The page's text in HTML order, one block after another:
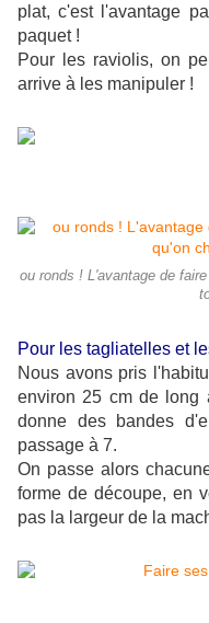
plat, c'est l'avantage
paquet !
Pour les raviolis, on
arrive à les manipuler !
ou ronds ! L'avantage de
Pour les tagliatelles et
Nous avons pris
environ 25 cm de long
donne des bandes
passage à 7.
On passe alors
forme de découpe, en
pas la largeur de la